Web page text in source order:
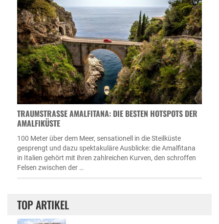
TRAUMSTRASSE AMALFITANA: DIE BESTEN HOTSPOTS DER A
MALFIKÜSTE
100 Meter über dem Meer, sensationell in die Steilküste
gesprengt und dazu spektakuläre Ausblicke: die Amalfitana
in Italien gehört mit ihren zahlreichen Kurven, den schroffen
Felsen zwischen der …
TOP ARTIKEL